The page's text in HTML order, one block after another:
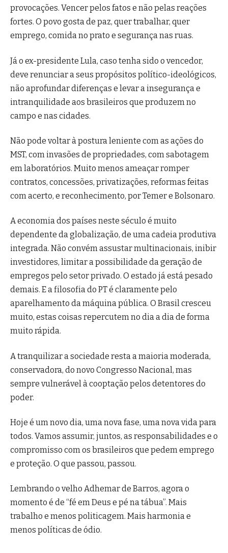
provocações. Vencer pelos fatos e não pelas reações
fortes. O povo gosta de paz, quer trabalhar, quer
emprego, comida no prato e segurança nas ruas.
Já o ex-presidente Lula, caso tenha sido o vencedor,
deve renunciar a seus propósitos político-ideológicos,
não aprofundar diferenças e levar a insegurança e
intranquilidade aos brasileiros que produzem no
campo e nas cidades.
Não pode voltar à postura leniente com as ações do
MST, com invasões de propriedades, com sabotagem
em laboratórios. Muito menos ameaçar romper
contratos, concessões, privatizações, reformas feitas
com acerto, e reconhecimento, por Temer e Bolsonaro.
A economia dos países neste século é muito
dependente da globalização, de uma cadeia produtiva
integrada. Não convém assustar multinacionais, inibir
investidores, limitar a possibilidade da geração de
empregos pelo setor privado. O estado já está pesado
demais. E a filosofia do PT é claramente pelo
aparelhamento da máquina pública. O Brasil cresceu
muito, estas coisas repercutem no dia a dia de forma
muito rápida.
A tranquilizar a sociedade resta a maioria moderada,
conservadora, do novo Congresso Nacional, mas
sempre vulnerável à cooptação pelos detentores do
poder.
Hoje é um novo dia, uma nova fase, uma nova vida para
todos. Vamos assumir, juntos, as responsabilidades e o
compromisso com os brasileiros que pedem emprego
e proteção. O que passou, passou.
Lembrando o velho Adhemar de Barros, agora o
momento é de “fé em Deus e pé na tábua”. Mais
trabalho e menos politicagem. Mais harmonia e
menos políticas de ódio.